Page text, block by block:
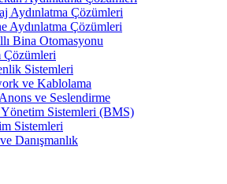
Aydınlatma Çözümleri
Aydınlatma Çözümleri
Bina Otomasyonu
Çözümleri
Sistemleri
ve Kablolama
ve Seslendirme
Sistemleri (BMS)
Sistemleri
Danışmanlık